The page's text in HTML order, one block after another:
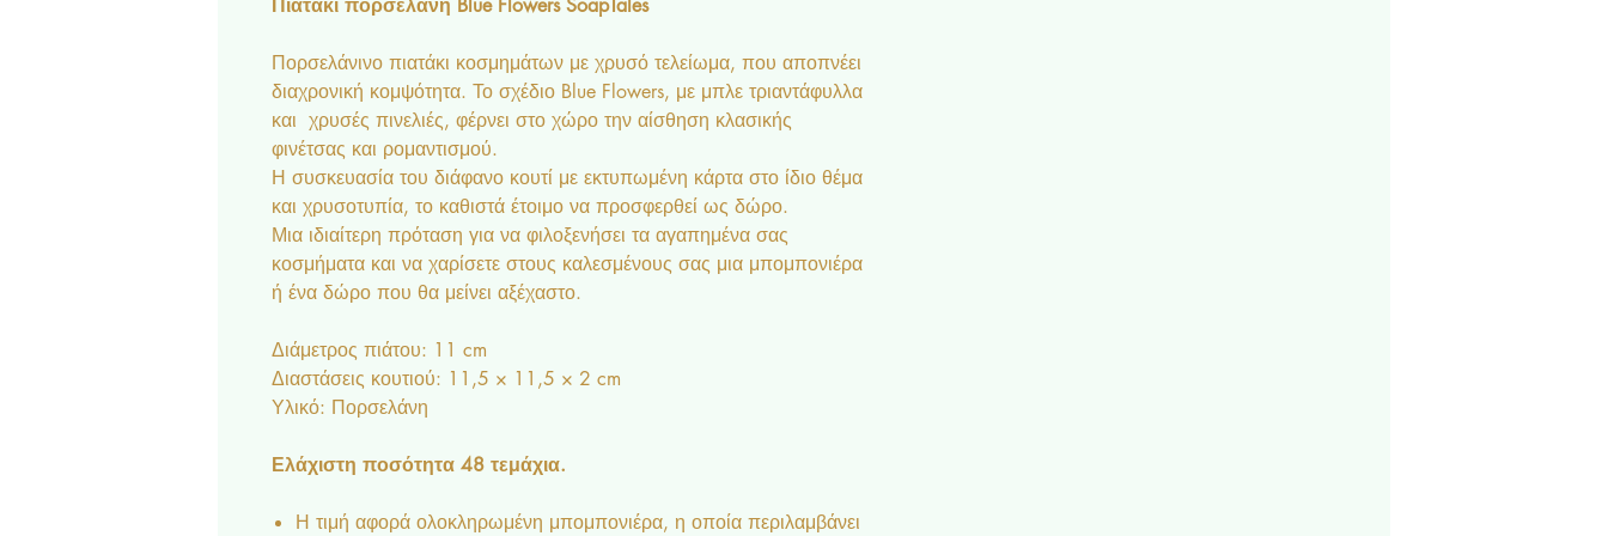
Πιατάκι πορσελάνη Blue Flowers SoapTales
Πορσελάνινο πιατάκι κοσμημάτων με χρυσό τελείωμα, που αποπνέει
διαχρονική κομψότητα. Το σχέδιο Blue Flowers, με μπλε τριαντάφυλλα
και χρυσές πινελιές, φέρνει στο χώρο την αίσθηση κλασικής
φινέτσας και ρομαντισμού.
Η συσκευασία του διάφανο κουτί με εκτυπωμένη κάρτα στο ίδιο θέμα
και χρυσοτυπία, το καθιστά έτοιμο να προσφερθεί ως δώρο.
Μια ιδιαίτερη πρόταση για να φιλοξενήσει τα αγαπημένα σας
κοσμήματα και να χαρίσετε στους καλεσμένους σας μια μπομπονιέρα
ή ένα δώρο που θα μείνει αξέχαστο.
Διάμετρος πιάτου: 11 cm
Διαστάσεις κουτιού: 11,5 × 11,5 × 2 cm
Υλικό: Πορσελάνη
Ελάχιστη ποσότητα 48 τεμάχια.
Η τιμή αφορά ολοκληρωμένη μπομπονιέρα, η οποία περιλαμβάνει